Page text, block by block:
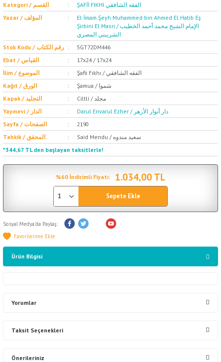
Kategori / القسم
ŞAFİİ FIKHI الفقه الشافقي
Yazar / المؤلف
El İmam Şeyh Muhammed bin Ahmed El Hatib Eş
Şirbini El Masri / الإمام الشيخ محمد أحمد الخطيب
الشربيني المصري
Stok Kodu / رقم الكتاب
5GT72DM446
Ebat / القياس
17x24 / 17x24
İlim / الموضوع
Şafii Fıkhı / الفقه الشافقي
Kağıt / الورق
Şamua / شموا
Kapak / التجليد
Ciltli / مجلد
Yayınevi / الدار
Darul Envarul Ezher / دار أنوار الأزهر
Sayfa / الصفحات
2190
Tahkik / المحقق
Said Mendu / سعيد مندوه
*344,67 TL den başlayan taksitlerle!
%60 İndirimli Fiyatı: 1.034,00 TL
Sepete Ekle
Sosyal Medya'da Paylaş:
Ürün Bilgisi
Yorumlar
Taksit Seçenekleri
Önerileriniz